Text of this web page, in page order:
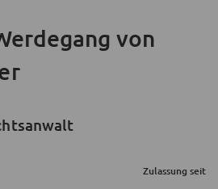
von
Zulassung seit